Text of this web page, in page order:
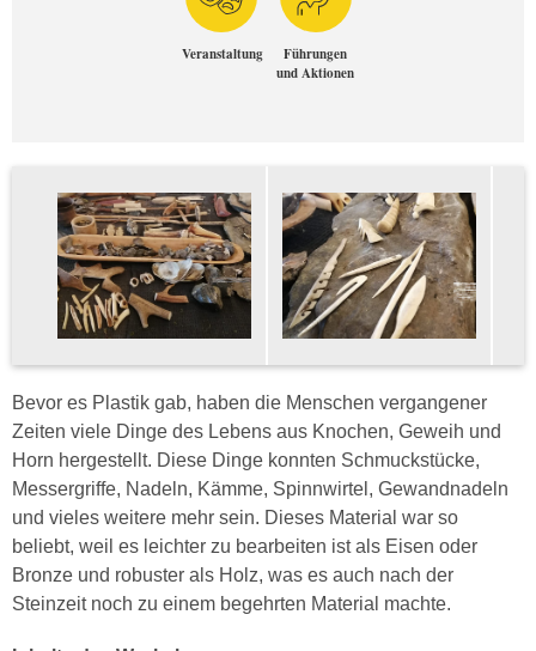
Veranstaltung
Führungen
und Aktionen
Bevor es Plastik gab, haben die Menschen vergangener
Zeiten viele Dinge des Lebens aus Knochen, Geweih und
Horn hergestellt. Diese Dinge konnten Schmuckstücke,
Messergriffe, Nadeln, Kämme, Spinnwirtel, Gewandnadeln
und vieles weitere mehr sein. Dieses Material war so
beliebt, weil es leichter zu bearbeiten ist als Eisen oder
Bronze und robuster als Holz, was es auch nach der
Steinzeit noch zu einem begehrten Material machte.